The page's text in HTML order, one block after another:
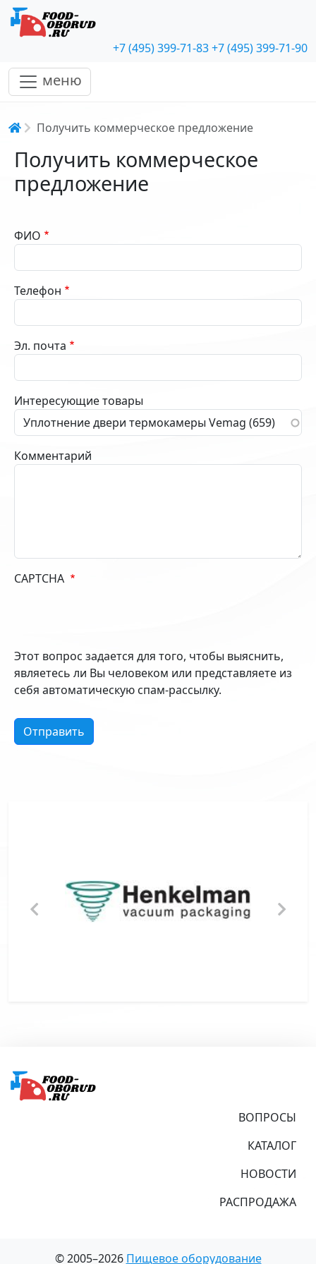
+7 (495) 399-71-83+7 (495) 399-71-90
меню
Строка навигации
Получить коммерческое предложение
Получить коммерческое
предложение
ФИО
Телефон
Эл. почта
Интересующие товары
Комментарий
CAPTCHA
Этот вопрос задается для того, чтобы выяснить,
являетесь ли Вы человеком или представляете из
себя автоматическую спам-рассылку.
ВОПРОСЫ
КАТАЛОГ
НОВОСТИ
РАСПРОДАЖА
© 2005–2026 Пищевое оборудование